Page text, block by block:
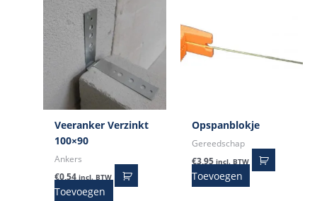
Veeranker Verzinkt
100×90
Ankers
€0,54 incl. BTW
Toevoegen
Opspanblokje
Gereedschap
€3,95 incl. BTW
Toevoegen